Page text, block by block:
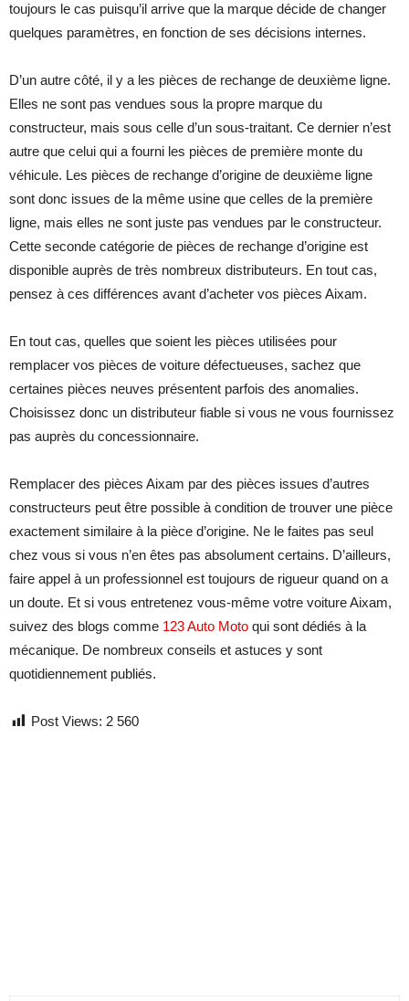
toujours le cas puisqu’il arrive que la marque décide de changer
quelques paramètres, en fonction de ses décisions internes.
D’un autre côté, il y a les pièces de rechange de deuxième ligne.
Elles ne sont pas vendues sous la propre marque du
constructeur, mais sous celle d’un sous-traitant. Ce dernier n’est
autre que celui qui a fourni les pièces de première monte du
véhicule. Les pièces de rechange d’origine de deuxième ligne
sont donc issues de la même usine que celles de la première
ligne, mais elles ne sont juste pas vendues par le constructeur.
Cette seconde catégorie de pièces de rechange d’origine est
disponible auprès de très nombreux distributeurs. En tout cas,
pensez à ces différences avant d’acheter vos pièces Aixam.
En tout cas, quelles que soient les pièces utilisées pour
remplacer vos pièces de voiture défectueuses, sachez que
certaines pièces neuves présentent parfois des anomalies.
Choisissez donc un distributeur fiable si vous ne vous fournissez
pas auprès du concessionnaire.
Remplacer des pièces Aixam par des pièces issues d’autres
constructeurs peut être possible à condition de trouver une pièce
exactement similaire à la pièce d’origine. Ne le faites pas seul
chez vous si vous n’en êtes pas absolument certains. D’ailleurs,
faire appel à un professionnel est toujours de rigueur quand on a
un doute. Et si vous entretenez vous-même votre voiture Aixam,
suivez des blogs comme 123 Auto Moto qui sont dédiés à la
mécanique. De nombreux conseils et astuces y sont
quotidiennement publiés.
Post Views: 2 560